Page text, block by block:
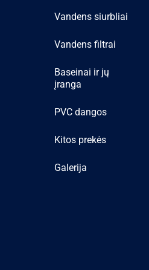
Vandens siurbliai
Vandens filtrai
Baseinai ir jų
įranga
PVC dangos
Kitos prekės
Galerija